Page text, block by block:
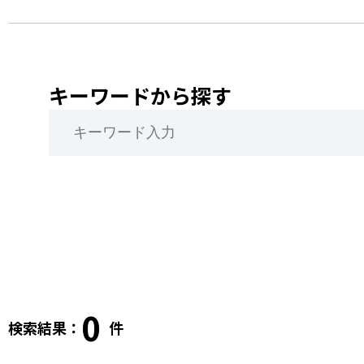
キーワードから探す
検索結果： 0 件